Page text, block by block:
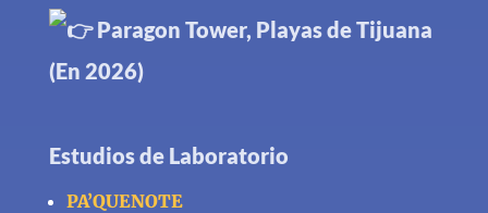
Paragon Tower, Playas de Tijuana
(En 2026)
Estudios de Laboratorio
PA’QUENOTE